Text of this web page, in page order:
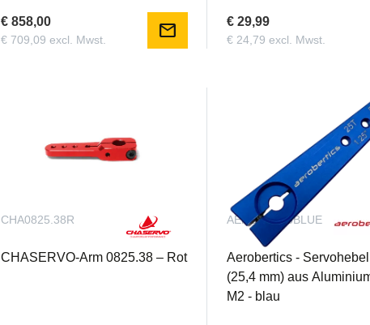
€ 858,00
€ 709,09 excl. Mwst. mail € 29,99
€ 24,79 excl. Mwst.
CHA0825.38R
CHASERVO-Arm 0825.38 – Rot
AEROBSA25BLUE
Aerobertics -
(25,4 mm) aus
M2 - blau